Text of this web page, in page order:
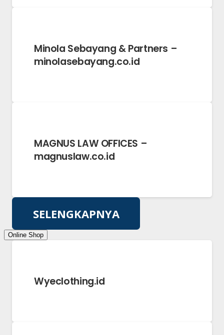
Minola Sebayang & Partners –
minolasebayang.co.id
MAGNUS LAW OFFICES –
magnuslaw.co.id
SELENGKAPNYA
Online Shop
Wyeclothing.id